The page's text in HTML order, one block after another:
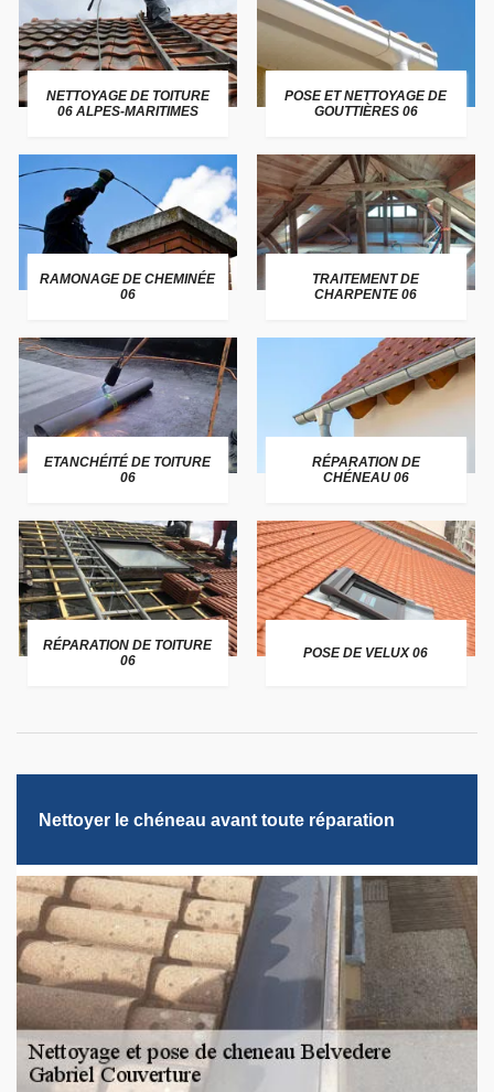
NETTOYAGE DE TOITURE
06 ALPES-MARITIMES
POSE ET NETTOYAGE DE
GOUTTIÈRES 06
RAMONAGE DE CHEMINÉE
06
TRAITEMENT DE
CHARPENTE 06
ETANCHÉITÉ DE TOITURE
06
RÉPARATION DE
CHÉNEAU 06
RÉPARATION DE TOITURE
06
POSE DE VELUX 06
Nettoyer le chéneau avant toute réparation